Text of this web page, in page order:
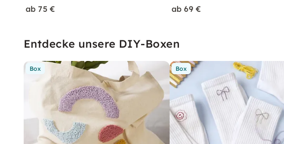
ab 75 € ab 69 €
Entdecke unsere DIY-Boxen
Box Box